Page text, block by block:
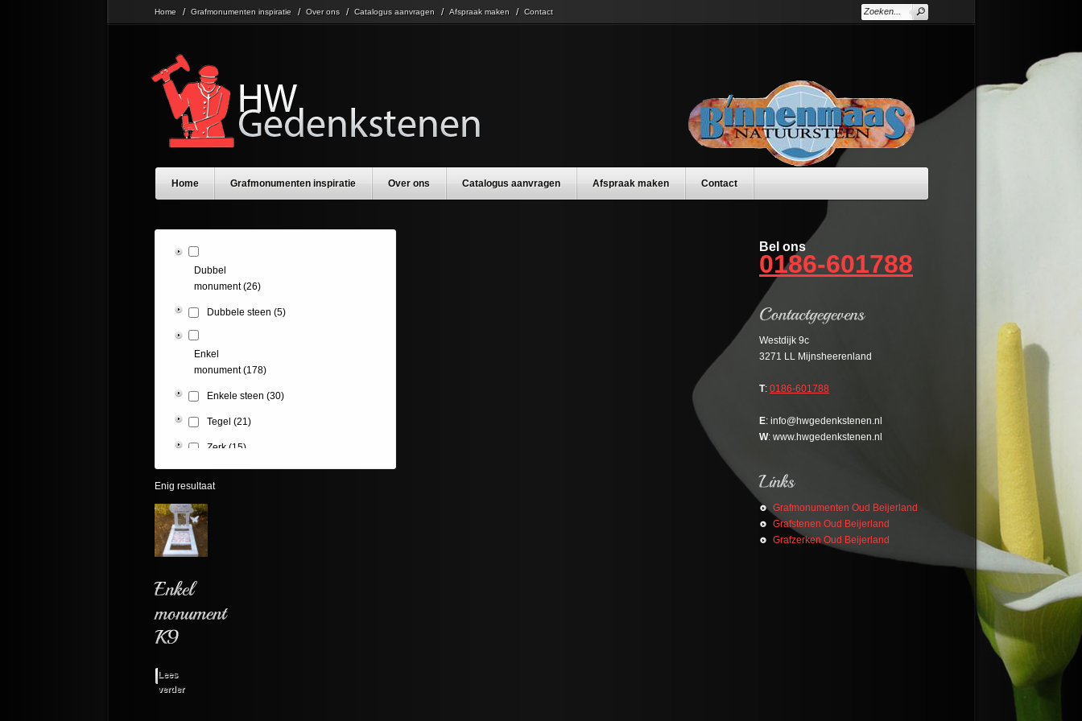
Home Grafmonumenten inspiratie Over ons Catalogus aanvragen Afspraak maken Contact
Home Grafmonumenten inspiratie Over ons Catalogus aanvragen Afspraak maken Contact
Dubbel
monument (26)
Dubbele steen (5)
Enkel
monument (178)
Enkele steen (30)
Tegel (21)
Zerk (15)
Enig resultaat
Lees
verder
Bel ons
0186-601788
Westdijk 9c
3271 LL Mijnsheerenland
T: 0186-601788
E: info@hwgedenkstenen.nl
W: www.hwgedenkstenen.nl
Grafmonumenten Oud Beijerland
Grafstenen Oud Beijerland
Grafzerken Oud Beijerland